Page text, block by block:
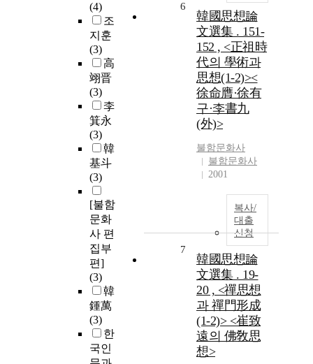
(4)
조
지훈
(3)
高
翊晋
(3)
李
箕永
(3)
韓
基斗
(3)
[불함
문화
사 편
집부
편]
(3)
韓
鍾萬
(3)
한
국인
6
韓國思想論
文選集 . 151-
152 , <正祖時
代의 學術과
思想(1-2)><
徐命膺·徐有
구·李書九
(外)>
불함문화사
불함문화사
2001
복사/
대출
신청
7
韓國思想論
文選集 . 19-
20 , <禪思想
과 禪門形成
(1-2)> <崔致
遠의 佛敎思
想>